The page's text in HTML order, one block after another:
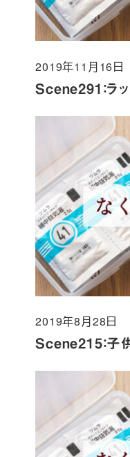
Scene291：ラ
投稿日
2019年11月16日
Scene215：子
投稿日
2019年8月28日